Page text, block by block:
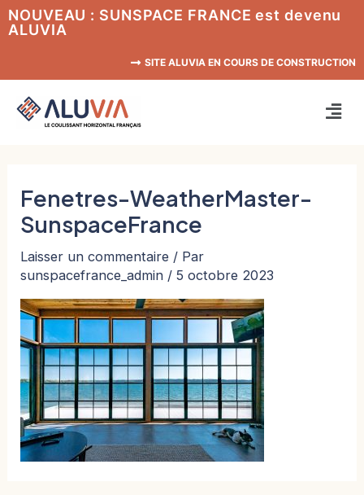
Aller
au
NOUVEAU : SUNSPACE FRANCE est devenu
ALUVIA
SITE ALUVIA EN COURS DE CONSTRUCTION
Fenetres-WeatherMaster-
SunspaceFrance
Laisser un commentaire / Par
sunspacefrance_admin /5 octobre 2023